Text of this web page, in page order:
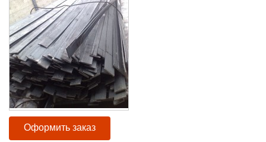
Оформить заказ